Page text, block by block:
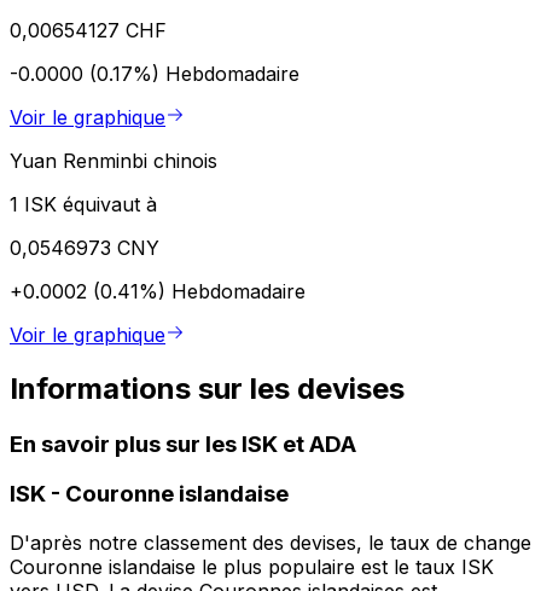
0,00654127 CHF
-0.0000 (0.17%) Hebdomadaire
Voir le graphique
Yuan Renminbi chinois
1 ISK équivaut à
0,0546973 CNY
+0.0002 (0.41%) Hebdomadaire
Voir le graphique
Informations sur les devises
En savoir plus sur les ISK et ADA
ISK - Couronne islandaise
D'après notre classement des devises, le taux de change
Couronne islandaise le plus populaire est le taux ISK